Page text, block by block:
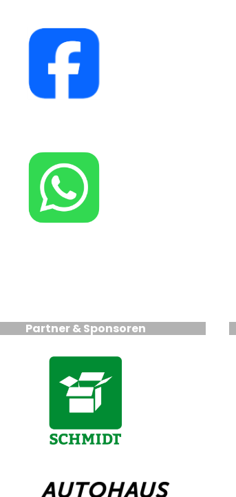
Partner & Sponsoren